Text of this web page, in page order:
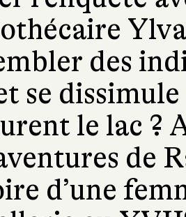
des
se
le lac ?
de
d’une